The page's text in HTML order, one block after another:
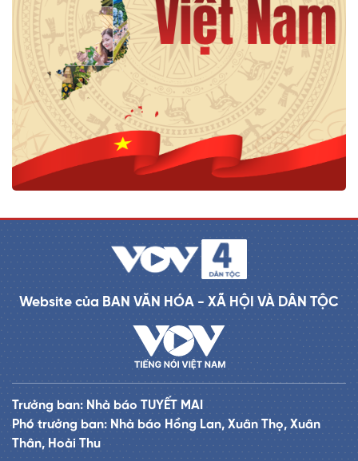
Website của BAN VĂN HÓA - XÃ HỘI VÀ DÂN TỘC
Trưởng ban: Nhà báo TUYẾT MAI
Phó trưởng ban: Nhà báo Hồng Lan, Xuân Thọ, Xuân
Thân, Hoài Thu